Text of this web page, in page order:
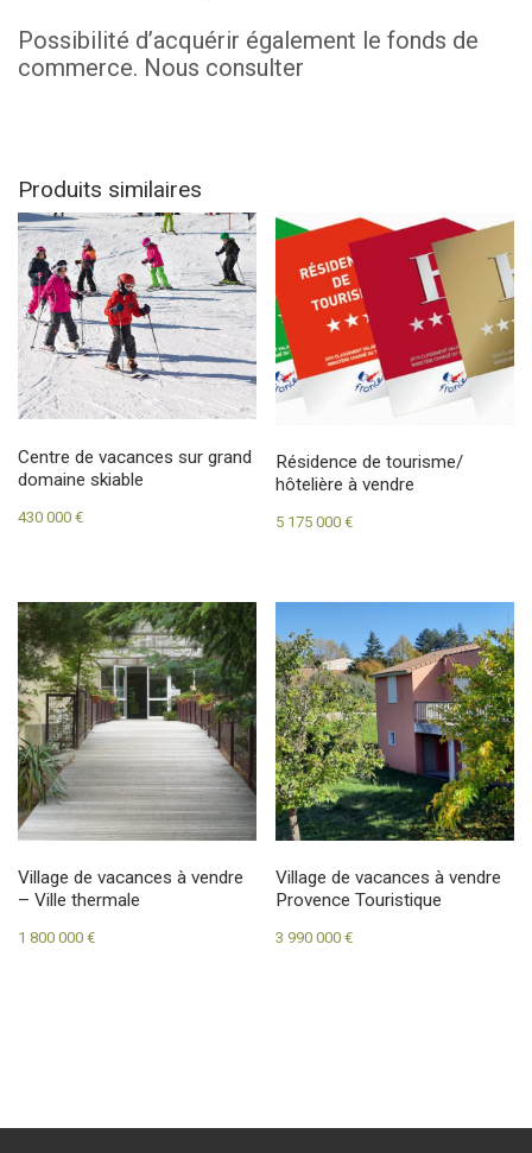
Possibilité d’acquérir également le fonds de
commerce. Nous consulter
Produits similaires
Centre de vacances sur grand
domaine skiable
430 000 €
Résidence de tourisme/
hôtelière à vendre
5 175 000€
Village de vacances à vendre
– Ville thermale
1 800 000 €
Village de vacances à vendre
Provence Touristique
3 990 000€